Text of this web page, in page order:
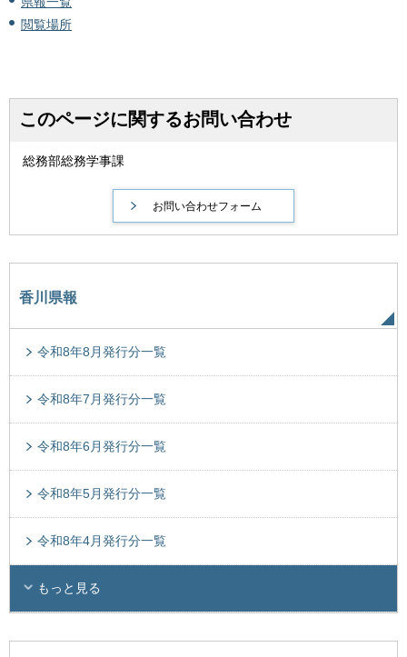
閲覧場所
このページに関するお問い合わせ
総務部総務学事課
香川県報
令和8年8月発行分一覧
令和8年7月発行分一覧
令和8年6月発行分一覧
令和8年5月発行分一覧
令和8年4月発行分一覧
もっと見る